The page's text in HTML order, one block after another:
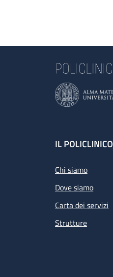
Footer
IL POLICLINICO
Chi siamo
Dove siamo
Carta dei servizi
Strutture